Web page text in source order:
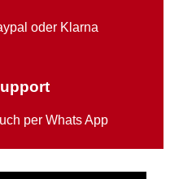
oder Klarna
per Whats App